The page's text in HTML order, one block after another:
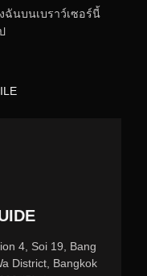
ฉันบนเบราว์เซอร์นี้
4, Soi 19, Bang
District, Bangkok